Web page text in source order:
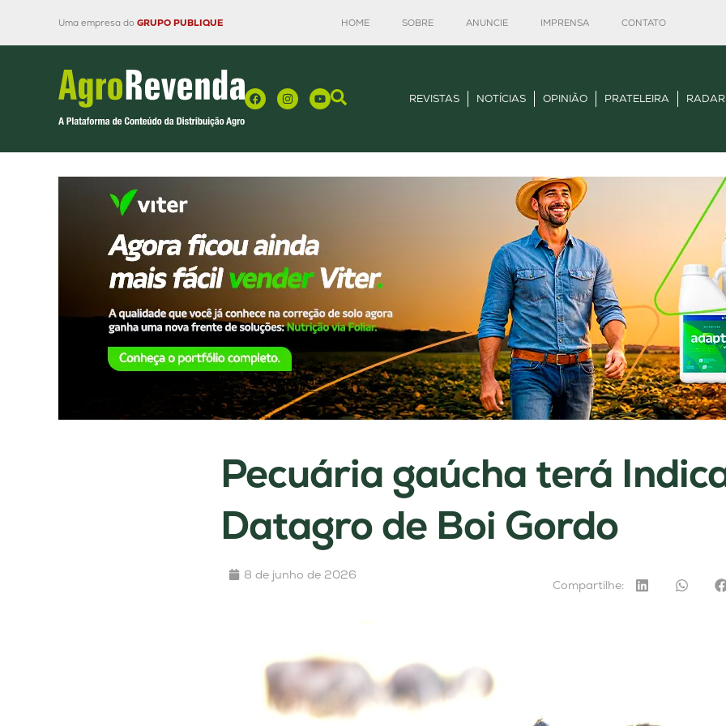
Uma empresa do GRUPO PUBLIQUE HOME SOBRE ANUNCIE IMPRENSA CONTATO
REVISTAS NOTÍCIAS OPINIÃO PRATELEIRA
Pecuária gaúcha terá
Datagro de Boi Gordo
8 de junho de 2026
Compartilhe: